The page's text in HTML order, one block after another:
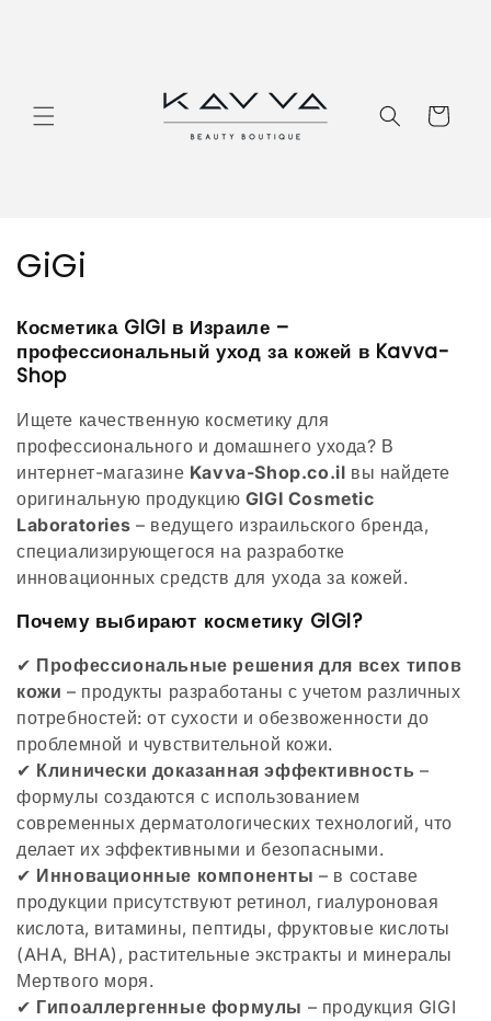
Корзина
К
л
л
е
к
ц
и
я
GiGi
Косметика GIGI в Израиле –
профессиональный уход за кожей в Kavva-
Shop
Ищете качественную косметику для
профессионального и домашнего ухода? В
интернет-магазине Kavva-Shop.co.il вы найдете
оригинальную продукцию GIGI Cosmetic
Laboratories – ведущего израильского бренда,
специализирующегося на разработке
инновационных средств для ухода за кожей.
Почему выбирают косметику GIGI?
✔ Профессиональные решения для всех типов
кожи – продукты разработаны с учетом различных
потребностей: от сухости и обезвоженности до
проблемной и чувствительной кожи.
✔ Клинически доказанная эффективность –
формулы создаются с использованием
современных дерматологических технологий, что
делает их эффективными и безопасными.
✔ Инновационные компоненты – в составе
продукции присутствуют ретинол, гиалуроновая
кислота, витамины, пептиды, фруктовые кислоты
(AHA, BHA), растительные экстракты и минералы
Мертвого моря.
✔ Гипоаллергенные формулы – продукция GIGI